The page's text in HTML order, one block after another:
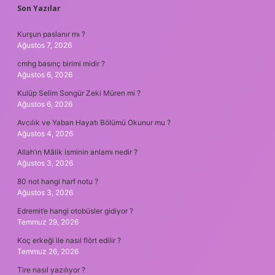
SIDEBAR
Son Yazılar
Kurşun paslanır mı ?
Ağustos 7, 2026
cmhg basınç birimi midir ?
Ağustos 6, 2026
Kulüp Selim Songür Zeki Müren mi ?
Ağustos 6, 2026
Avcılık ve Yaban Hayatı Bölümü Okunur mu ?
Ağustos 4, 2026
Allah’ın Mâlik isminin anlamı nedir ?
Ağustos 3, 2026
80 not hangi harf notu ?
Ağustos 3, 2026
Edremit’e hangi otobüsler gidiyor ?
Temmuz 29, 2026
Koç erkeği ile nasıl flört edilir ?
Temmuz 26, 2026
Tire nasıl yazılıyor ?